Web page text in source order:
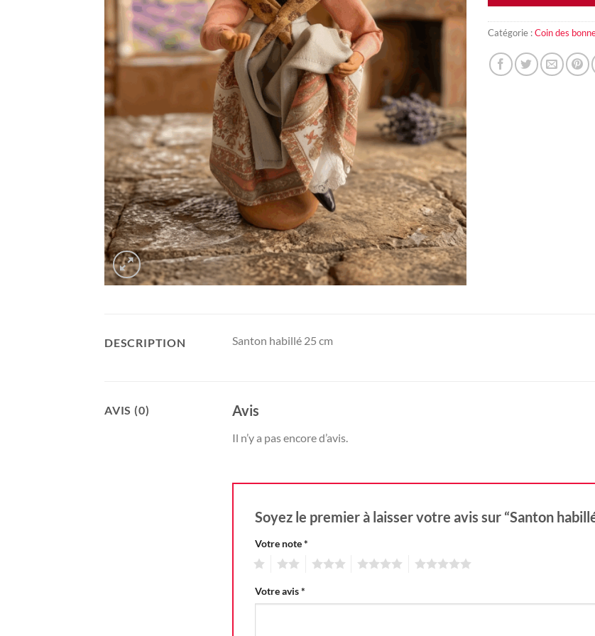
Catégorie :Coin des
DESCRIPTION Santon habillé 25 cm
AVIS (0) Avis
Il n’y a pas encore d’avis.
Soyez le premier à laisser votre avis sur “Santon
Votre note*
Votre avis*